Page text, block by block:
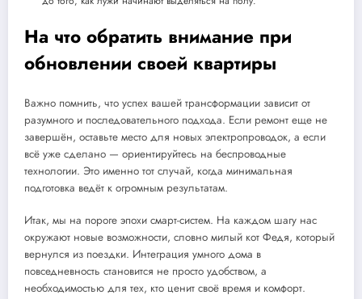
На что обратить внимание при
обновлении своей квартиры
Важно помнить, что успех вашей трансформации зависит от
разумного и последовательного подхода. Если ремонт еще не
завершён, оставьте место для новых электропроводок, а если
всё уже сделано — ориентируйтесь на беспроводные
технологии. Это именно тот случай, когда минимальная
подготовка ведёт к огромным результатам.
Итак, мы на пороге эпохи смарт-систем. На каждом шагу нас
окружают новые возможности, словно милый кот Федя, который
вернулся из поездки. Интеграция умного дома в
повседневность становится не просто удобством, а
необходимостью для тех, кто ценит своё время и комфорт.